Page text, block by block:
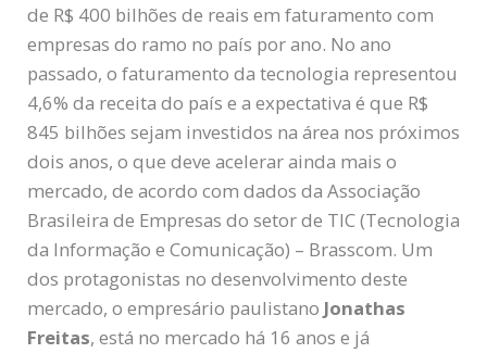
de R$ 400 bilhões de reais em faturamento com
empresas do ramo no país por ano. No ano
passado, o faturamento da tecnologia representou
4,6% da receita do país e a expectativa é que R$
845 bilhões sejam investidos na área nos próximos
dois anos, o que deve acelerar ainda mais o
mercado, de acordo com dados da Associação
Brasileira de Empresas do setor de TIC (Tecnologia
da Informação e Comunicação) – Brasscom. Um
dos protagonistas no desenvolvimento deste
mercado, o empresário paulistano Jonathas
Freitas, está no mercado há 16 anos e já